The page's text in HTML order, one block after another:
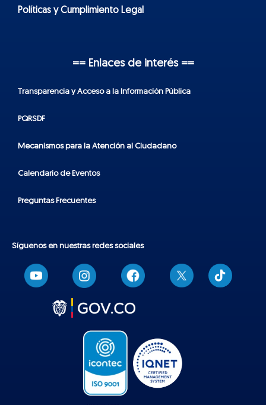
Políticas y Cumplimiento Legal
== Enlaces de interés ==
Transparencia y Acceso a la Información Pública
PQRSDF
Mecanismos para la Atención al Ciudadano
Calendario de Eventos
Preguntas Frecuentes
Síguenos en nuestras redes sociales
T
i
k